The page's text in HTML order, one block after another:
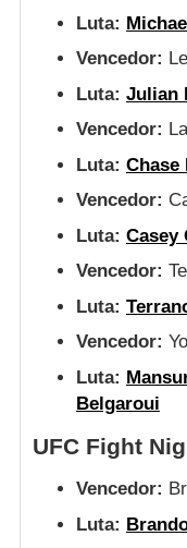
Luta:
Vencedor:
Luta: Julian
Vencedor:
Luta: Chase
Vencedor:
Luta: Casey
Vencedor:
Luta:
Vencedor:
Luta:
Belgaroui
UFC Fight
Vencedor:
Luta: